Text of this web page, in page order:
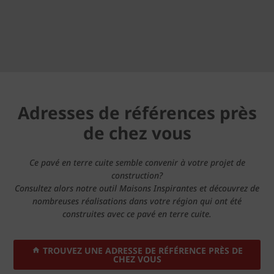
Adresses de références près
de chez vous
Ce pavé en terre cuite semble convenir à votre projet de
construction?
Consultez alors notre outil Maisons Inspirantes et découvrez de
nombreuses réalisations dans votre région qui ont été
construites avec ce pavé en terre cuite.
TROUVEZ UNE ADRESSE DE RÉFÉRENCE PRÈS DE
CHEZ VOUS